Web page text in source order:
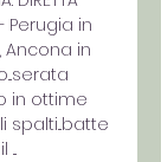
Perugia in
in
in ottime
spalti...batte